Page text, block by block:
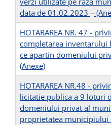
data de 01.02.2023 –
HOTARAREA NR. 47 -
completarea
ce apartin domeniului
(Anexe)
HOTARAREA NR.48 -
licitatie publica a 9 loturi
domeniului privat al
proprietatea municipiului